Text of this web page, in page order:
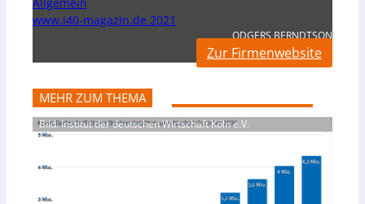
www.i40-magazin.de 2021
ODGERS BERNDTSON
Zur Firmenwebsite
MEHR ZUM THEMA
Bild: Institut der deutschen Wirtschaft Köln e.V.